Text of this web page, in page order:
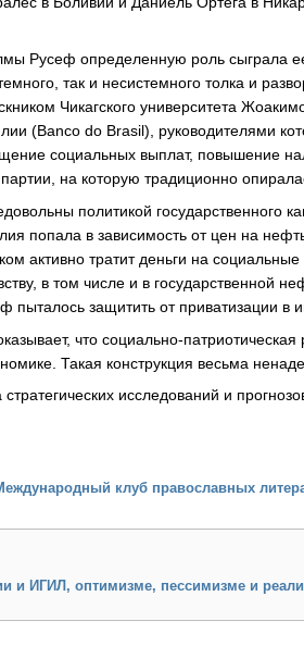
Русеф определенную роль сыграла
так и несистемного толка и
Чикагского университета
(Banco do Brasil), руководителями
социальных выплат, повышение
на которую традиционно
политикой государственного
попала в зависимость от цен на
активно тратит деньги на
в том числе и в государственной
пыталось защитить от приватизации в
что социально-
Такая конструкция весьма
исследований и
клуб православных
ИГИЛ, оптимизме, пессимизме и